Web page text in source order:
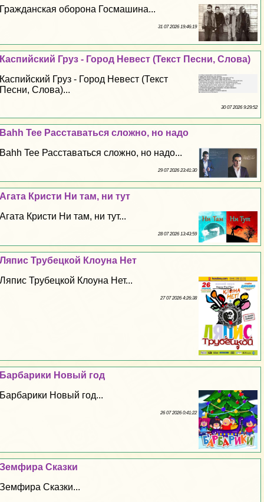
Гражданская оборона Госмашина...
31 07 2026 19:46:19
Каспийский Груз - Город Невест (Текст Песни, Слова)
Каспийский Груз - Город Невест (Текст
Песни, Слова)...
30 07 2026 9:29:52
Bahh Tee Расставаться сложно, но надо
Bahh Tee Расставаться сложно, но надо...
29 07 2026 23:41:30
Агата Кристи Ни там, ни тут
Агата Кристи Ни там, ни тут...
28 07 2026 13:43:59
Ляпис Трубецкой Клоуна Нет
Ляпис Трубецкой Клоуна Нет...
27 07 2026 4:26:38
Барбарики Новый год
Барбарики Новый год...
26 07 2026 0:41:22
Земфира Сказки
Земфира Сказки...